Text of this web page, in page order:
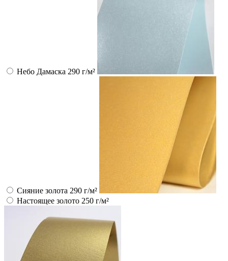
Небо Дамаска 290 г/м²
Сияние золота 290 г/м²
Настоящее золото 250 г/м²